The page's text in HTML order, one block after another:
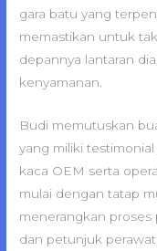
gara batu yang
memastikan untuk
depannya lantaran
kenyamanan.
Budi memutuskan
yang miliki
kaca OEM serta
mulai dengan tatap
menerangkan proses
dan petunjuk